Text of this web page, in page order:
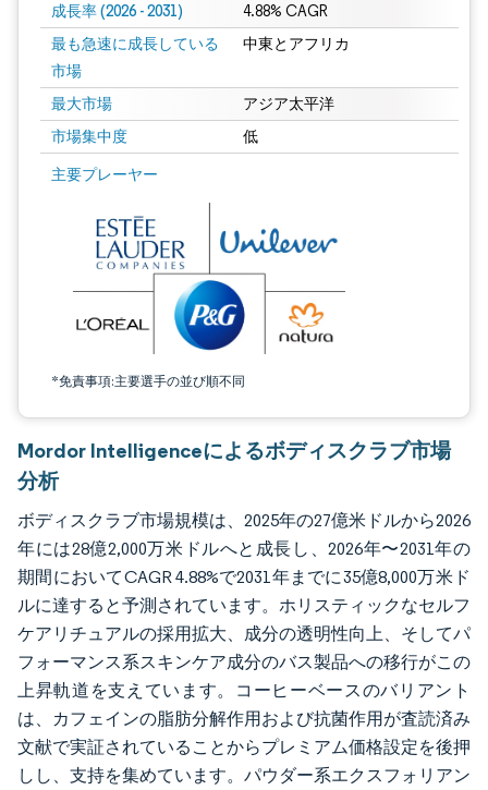
成長率 (2026 - 2031) 4.88% CAGR
最も急速に成長している
市場
中東とアフリカ
最大市場 アジア太平洋
市場集中度 低
主要プレーヤー
*免責事項:主要選手の並び順不同
画像 © Mordor Intelligence。再利用にはCC BY 4.0の表示が必要です。
Mordor Intelligenceによるボディスクラブ市場
分析
ボディスクラブ市場規模は、2025年の27億米ドルから2026
年には28億2,000万米ドルへと成長し、2026年〜2031年の
期間においてCAGR 4.88%で2031年までに35億8,000万米ド
ルに達すると予測されています。ホリスティックなセルフ
ケアリチュアルの採用拡大、成分の透明性向上、そしてパ
フォーマンス系スキンケア成分のバス製品への移行がこの
上昇軌道を支えています。コーヒーベースのバリアント
は、カフェインの脂肪分解作用および抗菌作用が査読済み
文献で実証されていることからプレミアム価格設定を後押
しし、支持を集めています。パウダー系エクスフォリアン